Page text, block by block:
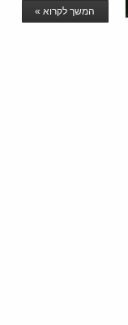
המשך לקרוא »